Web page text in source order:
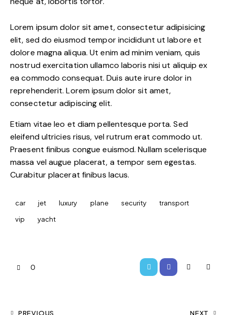
Lorem ipsum dolor sit amet, consectetur adipisicing
elit, sed do eiusmod tempor incididunt ut labore et
dolore magna aliqua. Ut enim ad minim veniam, quis
nostrud exercitation ullamco laboris nisi ut aliquip ex
ea commodo consequat. Duis aute irure dolor in
reprehenderit. Lorem ipsum dolor sit amet,
consectetur adipiscing elit.
Etiam vitae leo et diam pellentesque porta. Sed
eleifend ultricies risus, vel rutrum erat commodo ut.
Praesent finibus congue euismod. Nullam scelerisque
massa vel augue placerat, a tempor sem egestas.
Curabitur placerat finibus lacus.
car jet luxury plane security
transport
vip
yacht
0
PREVIOUS NEXT